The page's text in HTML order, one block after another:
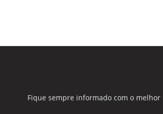
Fique sempre informado com o